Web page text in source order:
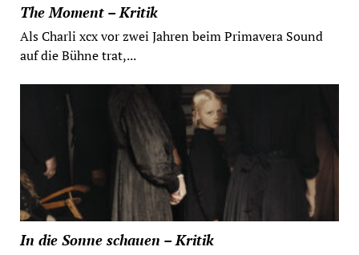
The Moment – Kritik
Als Charli xcx vor zwei Jahren beim Primavera Sound
auf die Bühne trat,...
In die Sonne schauen – Kritik